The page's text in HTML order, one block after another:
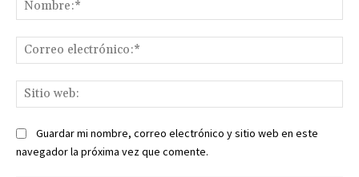
Guardar mi nombre, correo electrónico y sitio web en este
navegador la próxima vez que comente.